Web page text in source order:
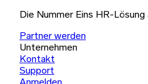
Die Nummer Eins HR-
Partner werden
Unternehmen
Kontakt
Support